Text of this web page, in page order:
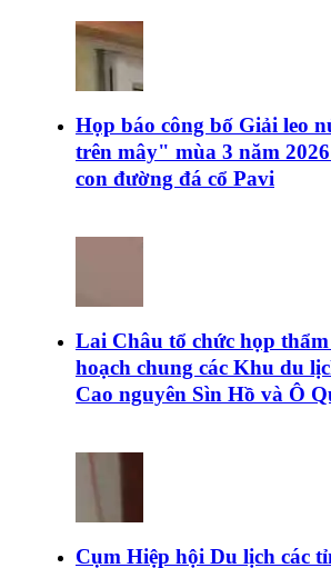
Họp báo công bố Giải leo
trên mây" mùa 3 năm
con đường đá cổ Pavi
Lai Châu tổ chức họp
hoạch chung các Khu du
Cao nguyên Sìn Hồ và Ô
Cụm Hiệp hội Du lịch các